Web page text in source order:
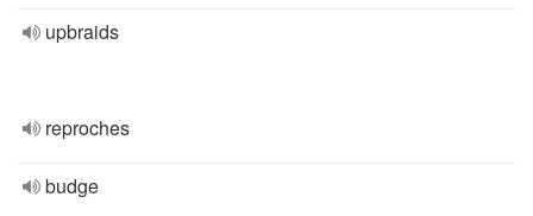
upbraids
reproches
budge